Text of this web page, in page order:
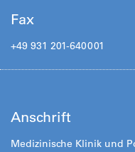
Fax
+49 931 201-640001
Anschrift
Medizinische Klinik und